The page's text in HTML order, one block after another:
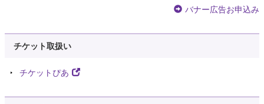
バナー広告お申込み
チケット取扱い
チケットぴあ